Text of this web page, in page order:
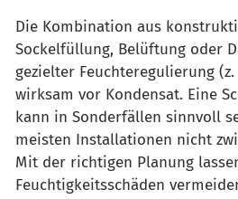
Die Kombination aus
Sockelfüllung, Belüftung oder
gezielter Feuchteregulierung
wirksam vor Kondensat. Eine
kann in Sonderfällen sinnvoll
meisten Installationen nicht
Mit der richtigen Planung
Feuchtigkeitsschäden